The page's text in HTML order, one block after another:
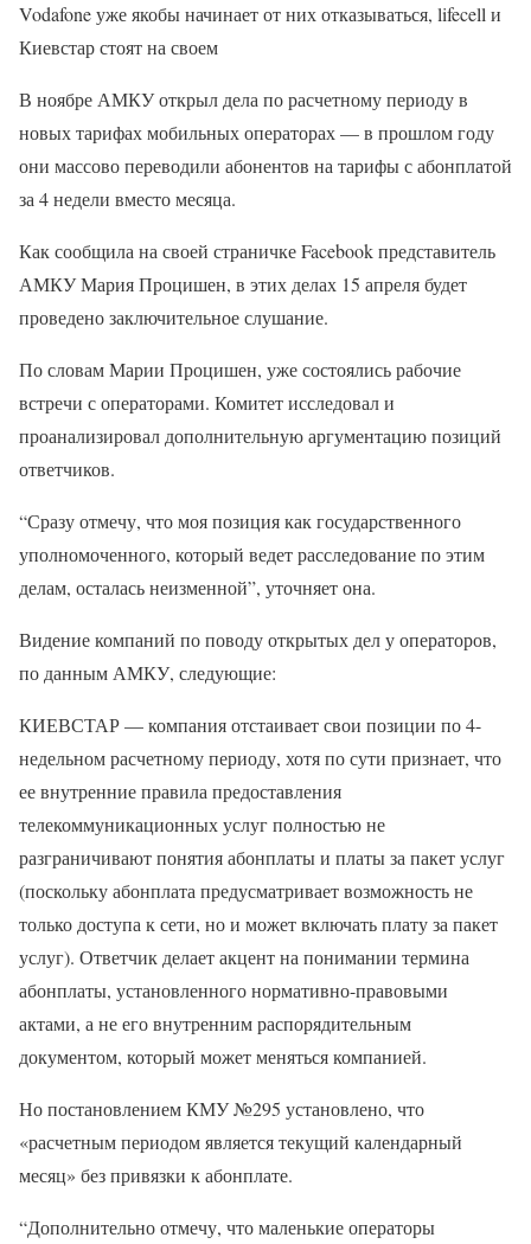
Vodafone уже якобы начинает от них отказываться, lifecell и
Киевстар стоят на своем
В ноябре АМКУ открыл дела по расчетному периоду в
новых тарифах мобильных операторах — в прошлом году
они массово переводили абонентов на тарифы с абонплатой
за 4 недели вместо месяца.
Как сообщила на своей страничке Facebook представитель
АМКУ Мария Процишен, в этих делах 15 апреля будет
проведено заключительное слушание.
По словам Марии Процишен, уже состоялись рабочие
встречи с операторами. Комитет исследовал и
проанализировал дополнительную аргументацию позиций
ответчиков.
“Сразу отмечу, что моя позиция как государственного
уполномоченного, который ведет расследование по этим
делам, осталась неизменной”, уточняет она.
Видение компаний по поводу открытых дел у операторов,
по данным АМКУ, следующие:
КИЕВСТАР — компания отстаивает свои позиции по 4-
недельном расчетному периоду, хотя по сути признает, что
ее внутренние правила предоставления
телекоммуникационных услуг полностью не
разграничивают понятия абонплаты и платы за пакет услуг
(поскольку абонплата предусматривает возможность не
только доступа к сети, но и может включать плату за пакет
услуг). Ответчик делает акцент на понимании термина
абонплаты, установленного нормативно-правовыми
актами, а не его внутренним распорядительным
документом, который может меняться компанией.
Но постановлением КМУ №295 установлено, что
«расчетным периодом является текущий календарный
месяц» без привязки к абонплате.
“Дополнительно отмечу, что маленькие операторы